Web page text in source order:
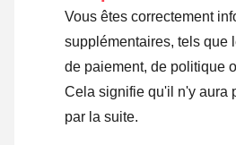
Vous êtes correctement
supplémentaires, tels que
de paiement, de politique
Cela signifie qu'il n'y aura
par la suite.